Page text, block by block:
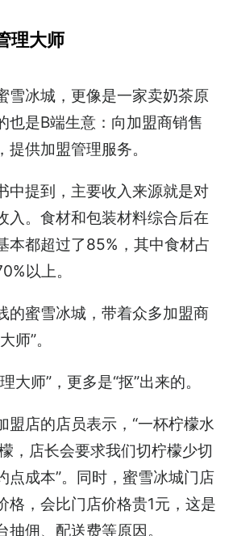
理大师
雪冰城，更像是一家卖奶茶原
也是B端生意：向加盟商销售
供加盟管理服务。
中提到，主要收入来源就是对
入。食材和包装材料综合后在
本都超过了85%，其中食材占
以上。
的蜜雪冰城，带着众多加盟商
师”。
大师”，更多是“抠”出来的。
盟店的店员表示，“一杯柠檬水
，店长会要求我们切柠檬少切
点成本”。同时，蜜雪冰城门店
格，会比门店价格贵1元，这是
佣、配送费等原因。